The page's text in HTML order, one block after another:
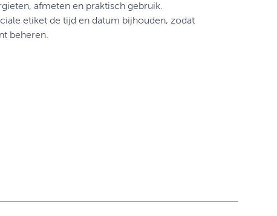
afmeten en praktisch gebruik.
etiket de tijd en datum bijhouden, zodat
beheren.